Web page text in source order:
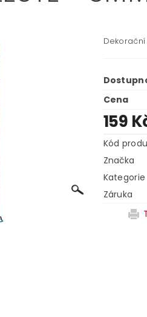
Cena
159
Kód
Značka
Kategorie
Záruka